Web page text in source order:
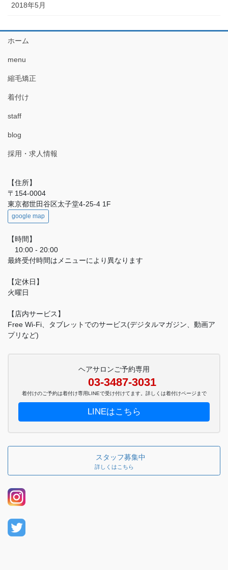
2018年5月
ホーム
menu
縮毛矯正
着付け
staff
blog
採用・求人情報
【住所】
〒154-0004
東京都世田谷区太子堂4-25-4 1F
google map
【時間】
10:00 - 20:00
最終受付時間はメニューにより異なります
【定休日】
火曜日
【店内サービス】
Free Wi-Fi、タブレットでのサービス(デジタルマガジン、動画ア
プリなど)
ヘアサロンご予約専用
03-3487-3031
着付けのご予約は着付け専用LINEで受け付けてます。詳しくは着付けページまで
LINEはこちら
スタッフ募集中
詳しくはこちら